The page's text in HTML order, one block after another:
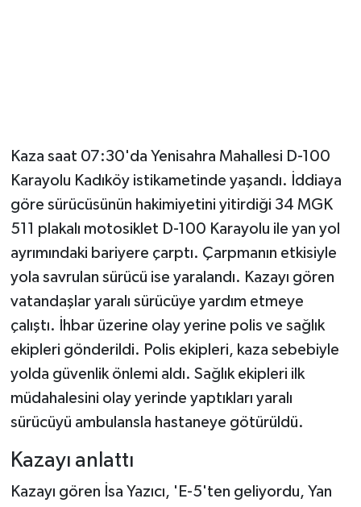
Kaza saat 07:30'da Yenisahra Mahallesi D-100
Karayolu Kadıköy istikametinde yaşandı. İddiaya
göre sürücüsünün hakimiyetini yitirdiği 34 MGK
511 plakalı motosiklet D-100 Karayolu ile yan yol
ayrımındaki bariyere çarptı. Çarpmanın etkisiyle
yola savrulan sürücü ise yaralandı. Kazayı gören
vatandaşlar yaralı sürücüye yardım etmeye
çalıştı. İhbar üzerine olay yerine polis ve sağlık
ekipleri gönderildi. Polis ekipleri, kaza sebebiyle
yolda güvenlik önlemi aldı. Sağlık ekipleri ilk
müdahalesini olay yerinde yaptıkları yaralı
sürücüyü ambulansla hastaneye götürüldü.
Kazayı anlattı
Kazayı gören İsa Yazıcı, 'E-5'ten geliyordu, Yan